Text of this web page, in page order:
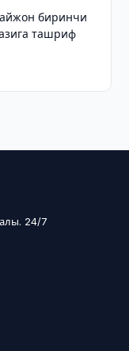
биринчи
ташриф
24/7